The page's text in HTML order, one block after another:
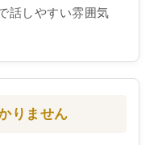
話しやすい雰囲気
りません